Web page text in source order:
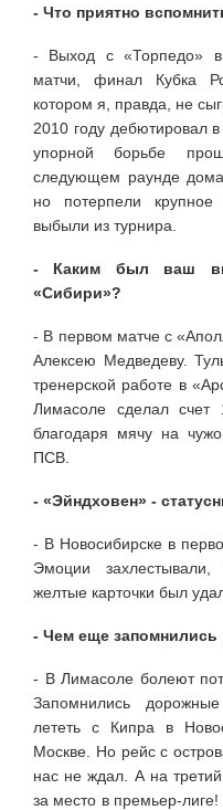
- Что приятно
- Выход с «Торпедо» в
матчи, финал Кубка
котором я, правда, не
2010 году дебютировал
упорной борьбе
следующем раунде дома
но потерпели
выбыли из турнира.
- Каким был ваш
«Сибири»?
- В первом матче с
Алексею Медведеву.
тренерской работе в
Лимасоле сделал
благодаря мячу на
ПСВ.
- «Эйндховен» -
- В Новосибирске в
Эмоции
желтые карточки был
- Чем еще
- В Лимасоле болеют
Запомнились
лететь с Кипра в
Москве. Но рейс с
нас не ждал. А на
за место в премьер-